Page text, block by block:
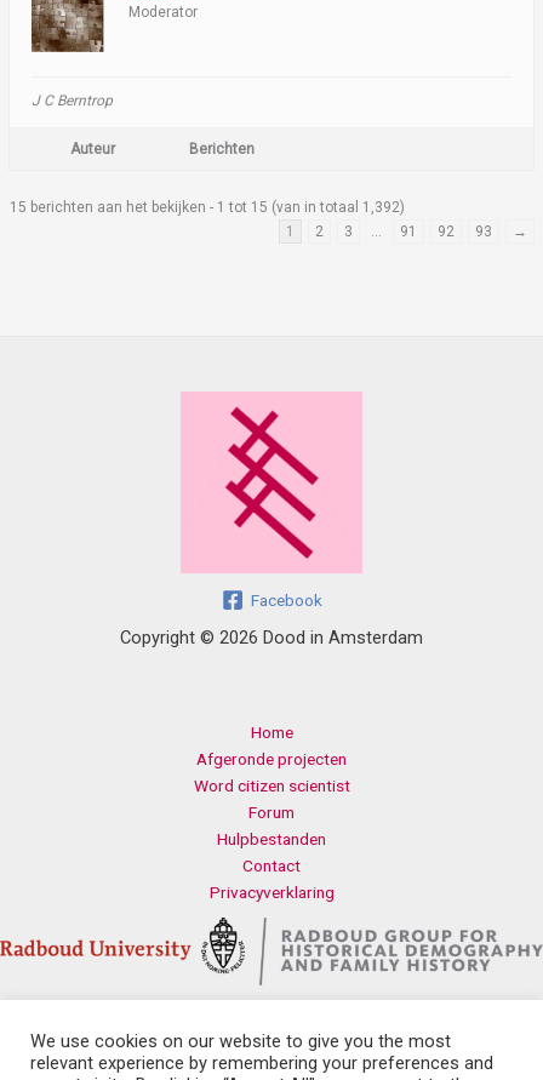
Moderator
J C Berntrop
Auteur Berichten
15 berichten aan het bekijken - 1 tot 15 (van in totaal 1,392)
1
2 3 … 91 92 93 →
Facebook
Copyright © 2026 Dood in Amsterdam
Home
Afgeronde projecten
Word citizen scientist
Forum
Hulpbestanden
Contact
Privacyverklaring
Contact
Radboud Universiteit
We use cookies on our website to give you the most
relevant experience by remembering your preferences and